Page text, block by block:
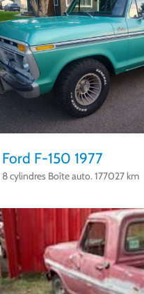
Ford F-150 1977
8 cylindres Boîte auto. 177027 km